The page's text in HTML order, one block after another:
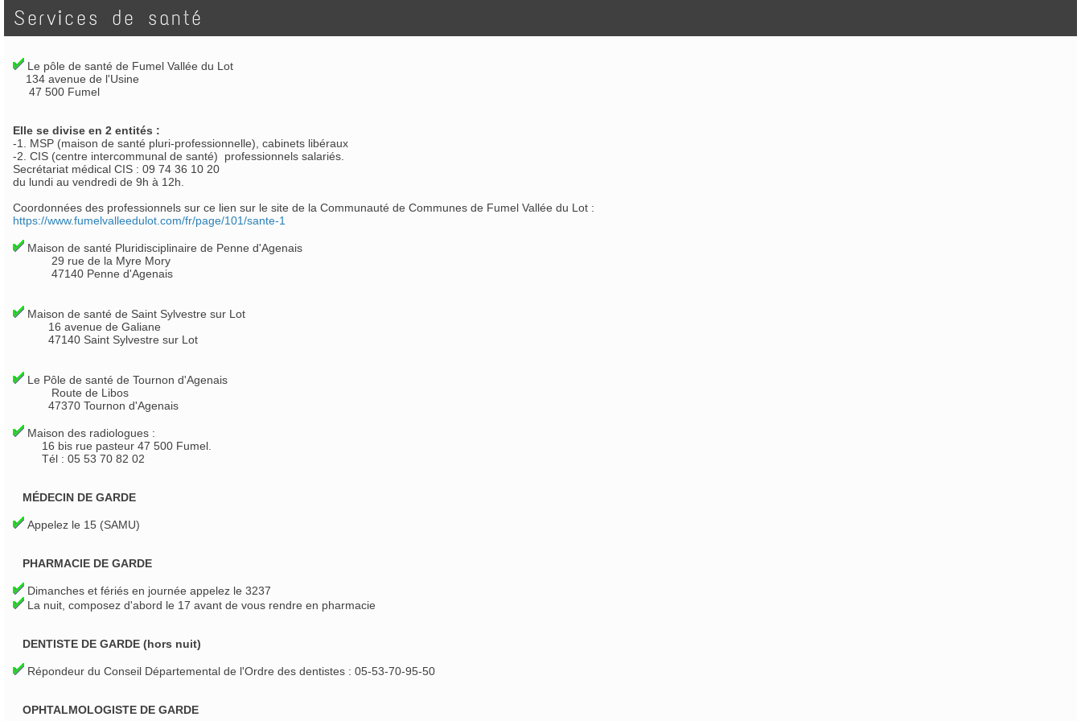
Services de santé
Le pôle de santé de Fumel Vallée du Lot
134 avenue de l'Usine
47 500 Fumel
Elle se divise en 2 entités :
-1. MSP (maison de santé pluri-professionnelle), cabinets libéraux
-2. CIS (centre intercommunal de santé) professionnels salariés.
Secrétariat médical CIS : 09 74 36 10 20
du lundi au vendredi de 9h à 12h.
Coordonnées des professionnels sur ce lien sur le site de la Communauté de Communes de Fumel Vallée du Lot :
https://www.fumelvalleedulot.com/fr/page/101/sante-1
Maison de santé Pluridisciplinaire de Penne d'Agenais
29 rue de la Myre Mory
47140 Penne d'Agenais
Maison de santé de Saint Sylvestre sur Lot
16 avenue de Galiane
47140 Saint Sylvestre sur Lot
Le Pôle de santé de Tournon d'Agenais
Route de Libos
47370 Tournon d'Agenais
Maison des radiologues :
16 bis rue pasteur 47 500 Fumel.
Tél : 05 53 70 82 02
MÉDECIN DE GARDE
Appelez le 15 (SAMU)
PHARMACIE DE GARDE
Dimanches et fériés en journée appelez le 3237
La nuit, composez d'abord le 17 avant de vous rendre en pharmacie
DENTISTE DE GARDE (hors nuit)
Répondeur du Conseil Départemental de l'Ordre des dentistes : 05-53-70-95-50
OPHTALMOLOGISTE DE GARDE